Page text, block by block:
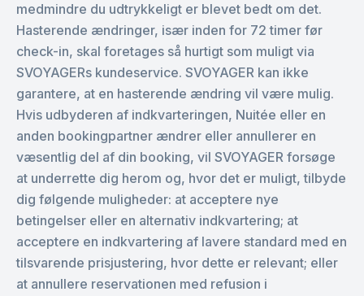
medmindre du udtrykkeligt er blevet bedt om det.
Hasterende ændringer, især inden for 72 timer før
check-in, skal foretages så hurtigt som muligt via
SVOYAGERs kundeservice. SVOYAGER kan ikke
garantere, at en hasterende ændring vil være mulig.
Hvis udbyderen af indkvarteringen, Nuitée eller en
anden bookingpartner ændrer eller annullerer en
væsentlig del af din booking, vil SVOYAGER forsøge
at underrette dig herom og, hvor det er muligt, tilbyde
dig følgende muligheder: at acceptere nye
betingelser eller en alternativ indkvartering; at
acceptere en indkvartering af lavere standard med en
tilsvarende prisjustering, hvor dette er relevant; eller
at annullere reservationen med refusion i